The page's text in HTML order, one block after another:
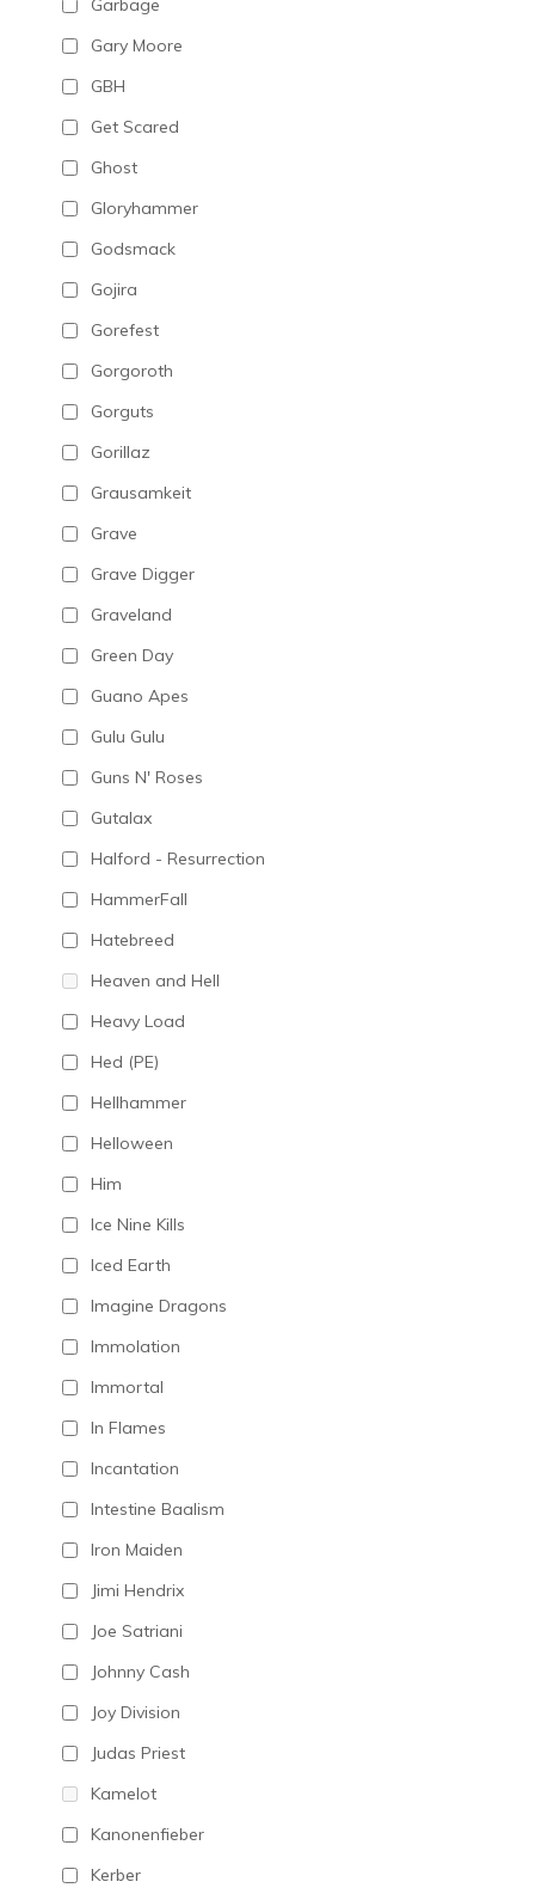
Garbage
Gary Moore
GBH
Get Scared
Ghost
Gloryhammer
Godsmack
Gojira
Gorefest
Gorgoroth
Gorguts
Gorillaz
Grausamkeit
Grave
Grave Digger
Graveland
Green Day
Guano Apes
Gulu Gulu
Guns N' Roses
Gutalax
Halford - Resurrection
HammerFall
Hatebreed
Heaven and Hell
Heavy Load
Hed (PE)
Hellhammer
Helloween
Him
Ice Nine Kills
Iced Earth
Imagine Dragons
Immolation
Immortal
In Flames
Incantation
Intestine Baalism
Iron Maiden
Jimi Hendrix
Joe Satriani
Johnny Cash
Joy Division
Judas Priest
Kamelot
Kanonenfieber
Kerber